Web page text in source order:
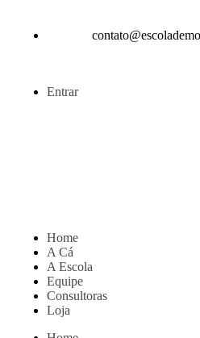
Entrar
Home
A Cá
A Escola
Equipe
Consultoras
Loja